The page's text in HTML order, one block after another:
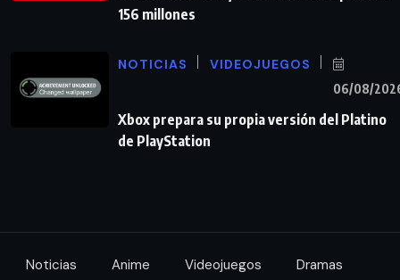
156 millones
NOTICIAS VIDEOJUEGOS
06/08/
Xbox prepara su propia versión del Platino
de PlayStation
Noticias Anime Videojuegos
Dramas